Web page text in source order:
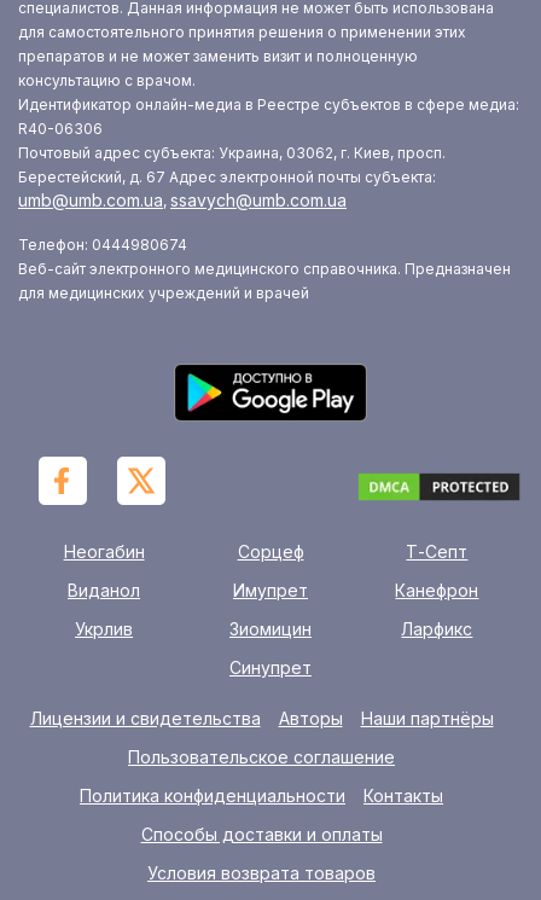
специалистов. Данная информация не может быть использована
для самостоятельного принятия решения о применении этих
препаратов и не может заменить визит и полноценную
консультацию с врачом.
Идентификатор онлайн-медиа в Реестре субъектов в сфере медиа:
R40-06306
Почтовый адрес субъекта: Украина, 03062, г. Киев, просп.
Берестейский, д. 67 Адрес электронной почты субъекта:
umb@umb.com.ua, ssavych@umb.com.ua
Телефон: 0444980674
Веб-сайт электронного медицинского справочника. Предназначен
для медицинских учреждений и врачей
Неогабин Сорцеф
Т-Септ
Виданол
Имупрет
Канефрон
Укрлив
Зиомицин
Ларфикс
Синупрет
Лицензии и свидетельства Авторы
Наши партнёры
Пользовательское соглашение
Политика конфиденциальности
Контакты
Способы доставки и оплаты
Условия возврата товаров